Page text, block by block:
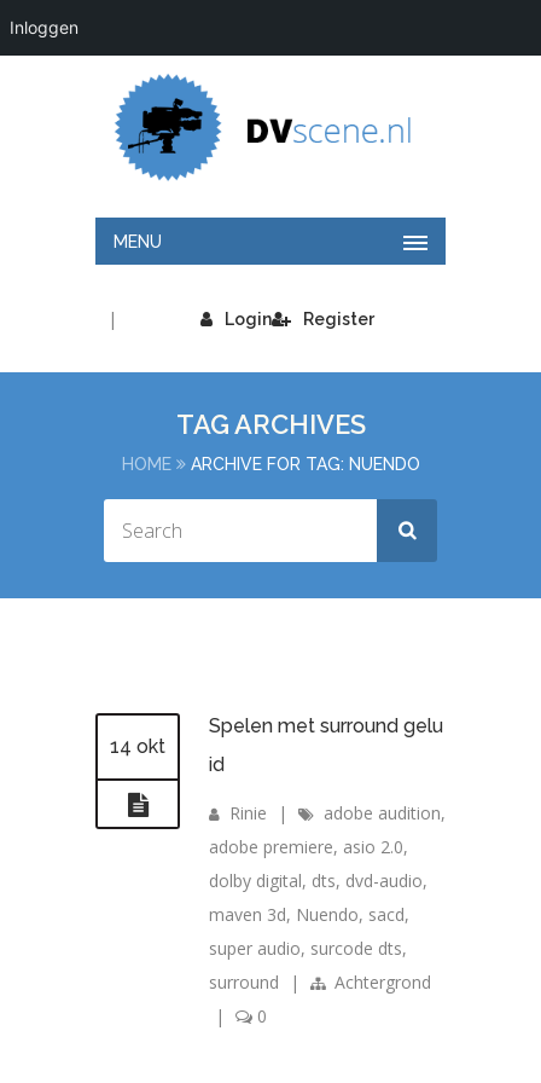
Inloggen
MENU
Login
| Register
TAG ARCHIVES
HOME ARCHIVE FOR TAG: NUENDO
14 okt
Spelen met surround gelu
id
Rinie | adobe audition,
adobe premiere, asio 2.0,
dolby digital, dts, dvd-audio,
maven 3d, Nuendo, sacd,
super audio, surcode dts,
surround
|
Achtergrond
|
0